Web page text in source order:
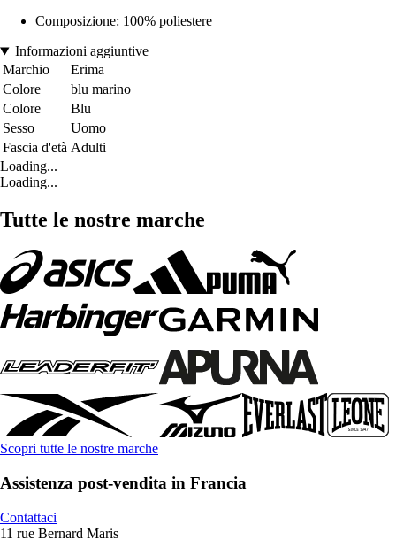
Composizione: 100% poliestere
Informazioni aggiuntive
Marchio
Erima
Colore
blu marino
Colore
Blu
Sesso
Uomo
Fascia d'età Adulti
Loading...
Loading...
Tutte le nostre marche
Scopri tutte le nostre marche
Assistenza post-vendita in Francia
Contattaci
11 rue Bernard Maris